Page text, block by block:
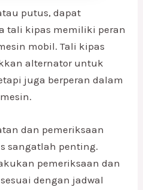
putus, dapat
tali kipas memiliki peran
mobil. Tali kipas
alternator untuk
juga berperan dalam
dan pemeriksaan
sangatlah penting.
pemeriksaan dan
dengan jadwal